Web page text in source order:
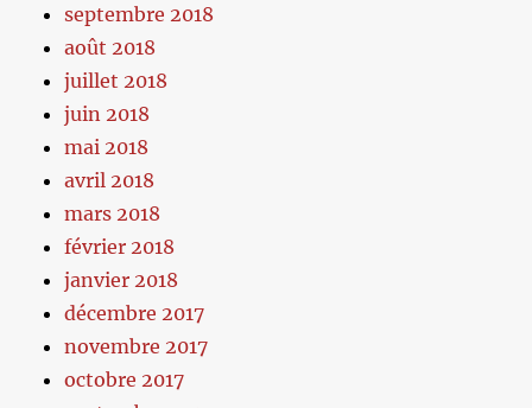
septembre 2018
août 2018
juillet 2018
juin 2018
mai 2018
avril 2018
mars 2018
février 2018
janvier 2018
décembre 2017
novembre 2017
octobre 2017